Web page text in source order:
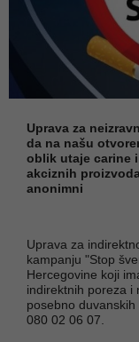
Uprava za
da na našu
oblik utaje carine
akciznih
anonimni
Uprava za
kampanju "Stop
Hercegovine koji
indirektnih poreza i
posebno
080 02 06 07.